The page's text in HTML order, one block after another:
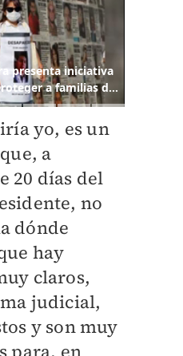
yo, es un
a
20 días del
no
dónde
hay
claros,
judicial,
y son muy